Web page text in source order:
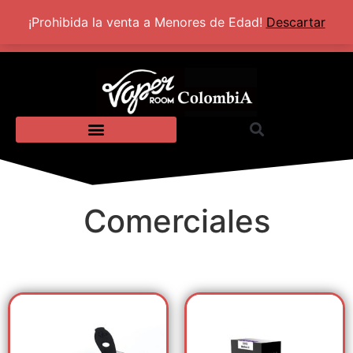
+57 320 2924318 Lun - Sab: 10:00 AM - 5:30 PM
Comerciales
¡Prohibida la venta a Menores de Edad! Descartar